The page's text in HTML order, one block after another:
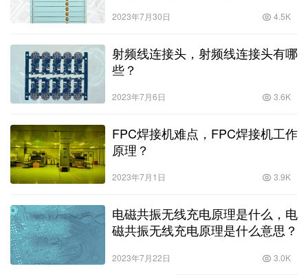
2023年7月30日 4.5K
射频线连接头，射频线连接头有哪
些？
2023年7月6日 3.6K
FPC焊接机难点，FPC焊接机工作
原理？
2023年7月1日 3.9K
电磁共振无线充电原理是什么，电
磁共振无线充电原理是什么意思？
2023年7月22日 3.0K